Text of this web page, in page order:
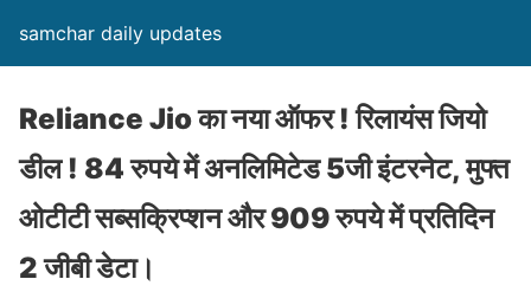
samchar daily updates
Reliance Jio का नया ऑफर ! रिलायंस जियो
डील ! 84 रुपये में अनलिमिटेड 5जी इंटरनेट, मुफ्त
ओटीटी सब्सक्रिप्शन और 909 रुपये में प्रतिदिन
2 जीबी डेटा।